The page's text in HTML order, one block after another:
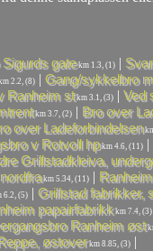
gatekm 1.3, (1) |
2.2, (8) | Gang/sykkelbro
Ranheim stkm 3.1, (3) | Ved
km 3.7, (2) | Bro over
over Ladeforbindelsen
v Rotvoll hpkm 4.6, (11) |
Grillstadkleiva,
km 5.34, (11) |
6.2, (5) | Grillstad fabrikker,
papairfabrikkkm 7.4, (3)
Ranheim øst
østoverkm 8.85, (3) |